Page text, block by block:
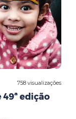
758 visualizações
edição